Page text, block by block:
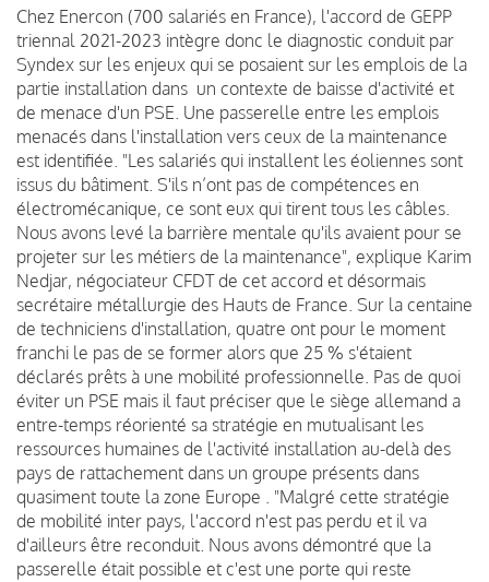
Chez Enercon (700 salariés en France), l'accord de GEPP
triennal 2021-2023 intègre donc le diagnostic conduit par
Syndex sur les enjeux qui se posaient sur les emplois de la
partie installation dans un contexte de baisse d'activité et
de menace d'un PSE. Une passerelle entre les emplois
menacés dans l'installation vers ceux de la maintenance
est identifiée. "Les salariés qui installent les éoliennes sont
issus du bâtiment. S'ils n’ont pas de compétences en
électromécanique, ce sont eux qui tirent tous les câbles.
Nous avons levé la barrière mentale qu'ils avaient pour se
projeter sur les métiers de la maintenance", explique Karim
Nedjar, négociateur CFDT de cet accord et désormais
secrétaire métallurgie des Hauts de France. Sur la centaine
de techniciens d'installation, quatre ont pour le moment
franchi le pas de se former alors que 25 % s'étaient
déclarés prêts à une mobilité professionnelle. Pas de quoi
éviter un PSE mais il faut préciser que le siège allemand a
entre-temps réorienté sa stratégie en mutualisant les
ressources humaines de l'activité installation au-delà des
pays de rattachement dans un groupe présents dans
quasiment toute la zone Europe . "Malgré cette stratégie
de mobilité inter pays, l'accord n'est pas perdu et il va
d'ailleurs être reconduit. Nous avons démontré que la
passerelle était possible et c'est une porte qui reste